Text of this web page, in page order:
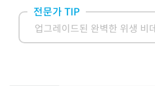
전문가 TIP
업그레이드된 완벽한 위생 비데